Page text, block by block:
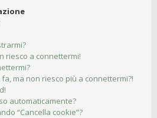
riesco a connettermi!
ma non riesco più a connettermi?!
automaticamente?
“Cancella cookie”?